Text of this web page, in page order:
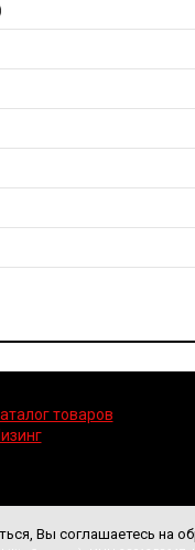
товаров
Вы соглашаетесь на